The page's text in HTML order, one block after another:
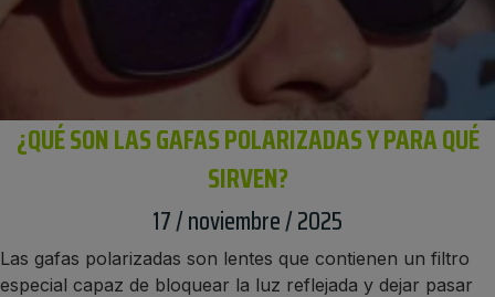
¿QUÉ SON LAS GAFAS POLARIZADAS Y PARA QUÉ
SIRVEN?
17 / noviembre / 2025
Las gafas polarizadas son lentes que contienen un filtro
especial capaz de bloquear la luz reflejada y dejar pasar